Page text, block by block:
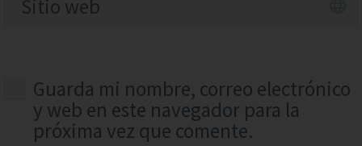
Guarda mi nombre, correo electrónico
y web en este navegador para la
próxima vez que comente.